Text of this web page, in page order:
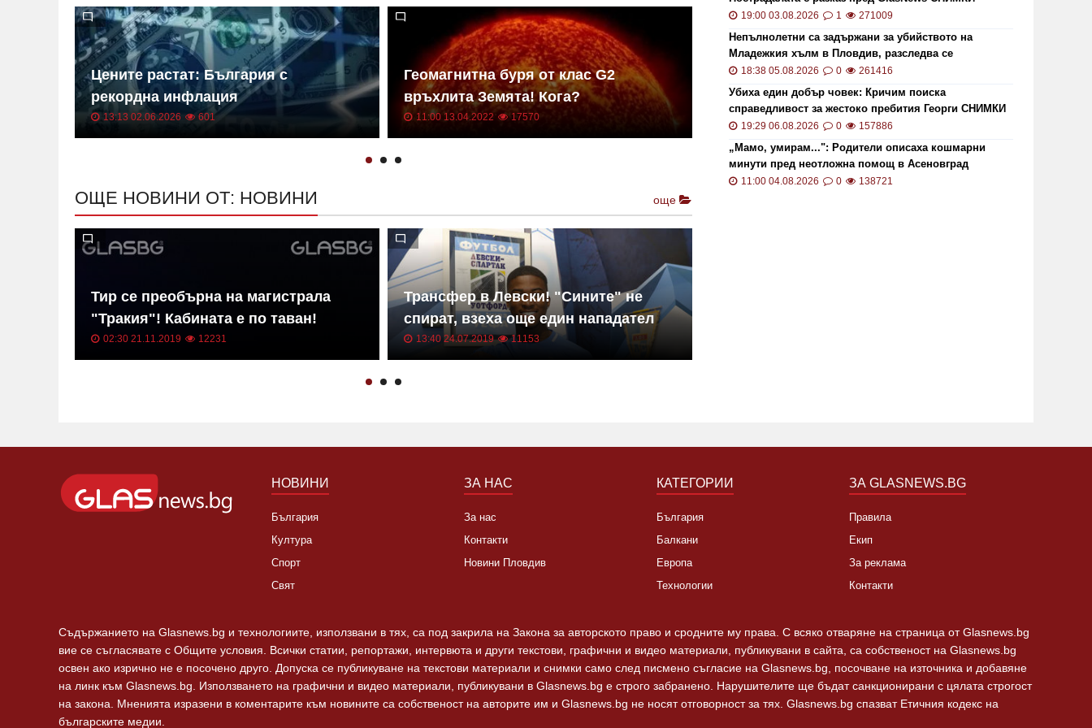
Цените растат: България с
рекордна инфлация
13:13 02.06.2026 601
Геомагнитна буря от клас G2
връхлита Земята! Кога?
11:00 13.04.2022 17570
НОИ ще проверява за размера на
обезщетенията при безработица
19:15 20.01.2021
ОЩЕ НОВИНИ ОТ: НОВИНИ още
Тир се преобърна на магистрала
"Тракия"! Кабината е по таван!
02:30 21.11.2019 12231
Трансфер в Левски! "Сините" не
спират, взеха още един нападател
13:40 24.07.2019 11153
19:00 03.08.2026 1 271009
Непълнолетни са задържани за убийството на
Младежкия хълм в Пловдив, разследва се
хомофобски мотив
18:38 05.08.2026 0 261416
Убиха един добър човек: Кричим поиска
справедливост за жестоко пребития Георги СНИМКИ
и ВИДЕО
19:29 06.08.2026 0 157886
„Мамо, умирам...": Родители описаха кошмарни
минути пред неотложна помощ в Асеновград
11:00 04.08.2026 0 138721
НОВИНИ
България
Култура
Спорт
Свят
ЗА НАС
За нас
Контакти
Новини Пловдив
КАТЕГОРИИ
България
Балкани
Европа
Технологии
ЗА GLASNEWS.BG
Правила
Екип
За реклама
Контакти
Съдържанието на Glasnews.bg и технологиите, използвани в тях, са под закрила на Закона за авторското право и сродните му права. С всяко отваряне на страница от Glasnews.bg
вие се съгласявате с Общите условия. Всички статии, репортажи, интервюта и други текстови, графични и видео материали, публикувани в сайта, са собственост на Glasnews.bg
освен ако изрично не е посочено друго. Допуска се публикуване на текстови материали и снимки само след писмено съгласие на Glasnews.bg, посочване на източника и добавяне
на линк към Glasnews.bg. Използването на графични и видео материали, публикувани в Glasnews.bg е строго забранено. Нарушителите ще бъдат санкционирани с цялата строгост
на закона. Мненията изразени в коментарите към новините са собственост на авторите им и Glasnews.bg не носят отговорност за тях. Glasnews.bg спазват Етичния кодекс на
българските медии.